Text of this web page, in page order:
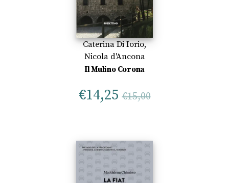
Caterina Di Iorio,
Nicola d'Ancona
Il Mulino Corona
€14,25 €15,00